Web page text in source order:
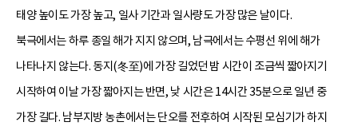
태양 높이도 가장 높고, 일사 기간과 일사량도 가장 많은 날이다.
북극에서는 하루 종일 해가 지지 않으며, 남극에서는 수평선 위에 해가
나타나지 않는다. 동지(冬至)에 가장 길었던 밤 시간이 조금씩 짧아지기
시작하여 이날 가장 짧아지는 반면, 낮 시간은 14시간 35분으로 일년 중
가장 길다. 남부지방 농촌에서는 단오를 전후하여 시작된 모심기가 하지